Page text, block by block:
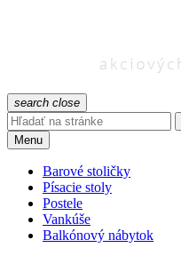
search close
Menu
Barové stoličky
Písacie stoly
Postele
Vankúše
Balkónový nábytok